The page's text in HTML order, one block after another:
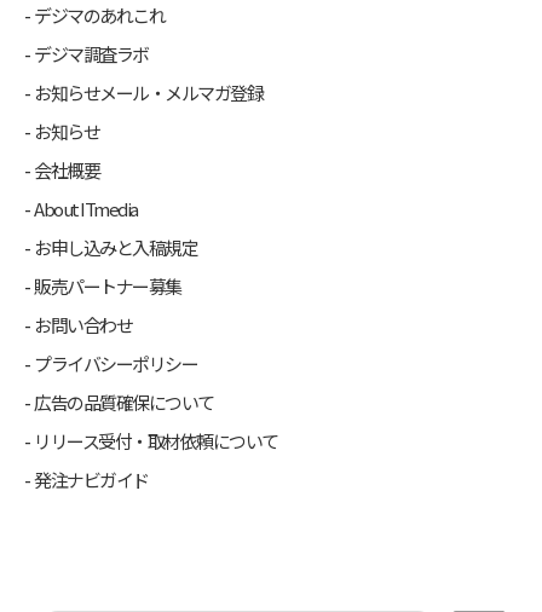
デジマのあれこれ
デジマ調査ラボ
お知らせメール・メルマガ登録
お知らせ
会社概要
About ITmedia
お申し込みと入稿規定
販売パートナー募集
お問い合わせ
プライバシーポリシー
広告の品質確保について
リリース受付・取材依頼について
発注ナビガイド